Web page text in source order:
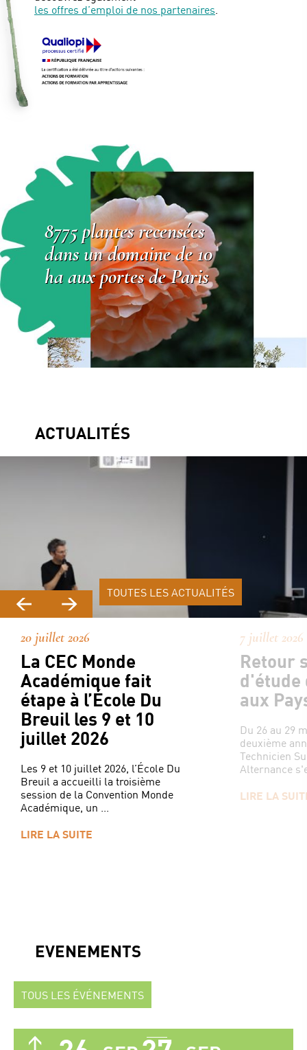
les offres d’emploi de nos partenaires
8775 plantes recensées
dans un domaine de 10
ha aux portes de Paris
ACTUALITÉS
TOUTES LES ACTUALITÉS
20 juillet 2026
La CEC Monde
Académique fait
étape à l’École Du
Breuil les 9 et 10
juillet 2026
Les 9 et 10 juillet 2026, l’École Du
Breuil a accueilli la troisième
session de la Convention Monde
Académique, un ...
LIRE LA SUITE
7 juillet 2026
Retour
d'étude
aux
Du 26 au 29
deuxième
Technicien
Alternance
LIRE LA
EVENEMENTS
TOUS LES ÉVÉNEMENTS